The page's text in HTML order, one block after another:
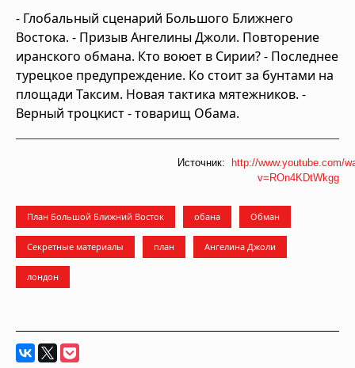
- Глобальный сценарий Большого Ближнего
Востока. - Призыв Ангелины Джоли. Повторение
иранского обмана. Кто воюет в Сирии? - Последнее
турецкое предупреждение. Ко стоит за бунтами на
площади Таксим. Новая тактика мятежников. -
Верный троцкист - товарищ Обама.
Источник:
http://www.youtube.com/
v=ROn4KDtWkgg
План Большой Ближний Восток обана Обман
Секретные материалы план Ангелина Джоли
лондон